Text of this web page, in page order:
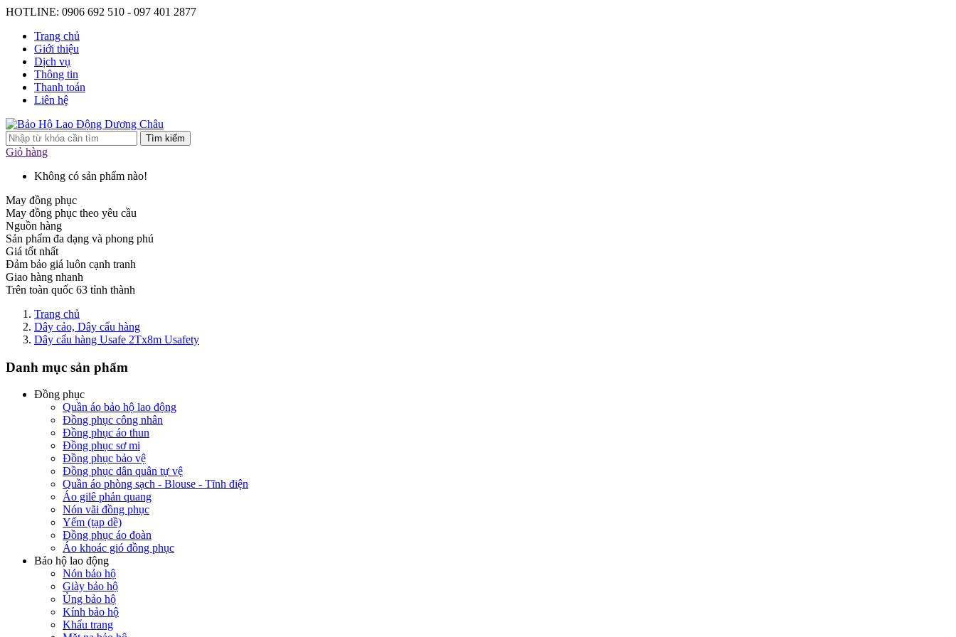
HOTLINE: 0906 692 510 - 097 401 2877
Trang chủ
Giới thiệu
Dịch vụ
Thông tin
Thanh toán
Liên hệ
Tìm kiếm
Giỏ hàng
Không có sản phẩm nào!
May đồng phục
May đồng phục theo yêu cầu
Nguồn hàng
Sản phẩm đa dạng và phong phú
Giá tốt nhất
Đảm bảo giá luôn cạnh tranh
Giao hàng nhanh
Trên toàn quốc 63 tỉnh thành
Trang chủ
Dây cảo, Dây cẩu hàng
Dây cẩu hàng Usafe 2Tx8m Usafety
Danh mục sản phẩm
Đồng phục
Quần áo bảo hộ lao động
Đồng phục công nhân
Đồng phục áo thun
Đồng phục sơ mi
Đồng phục bảo vệ
Đồng phục dân quân tự vệ
Quần áo phòng sạch - Blouse - Tĩnh điện
Áo gilê phản quang
Nón vãi đồng phục
Yếm (tạp dề)
Đồng phục áo đoàn
Áo khoác gió đồng phục
Bảo hộ lao động
Nón bảo hộ
Giày bảo hộ
Ủng bảo hộ
Kính bảo hộ
Khẩu trang